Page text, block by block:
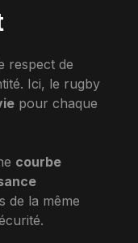
respect de
Ici, le rugby
pour chaque
courbe
de la même